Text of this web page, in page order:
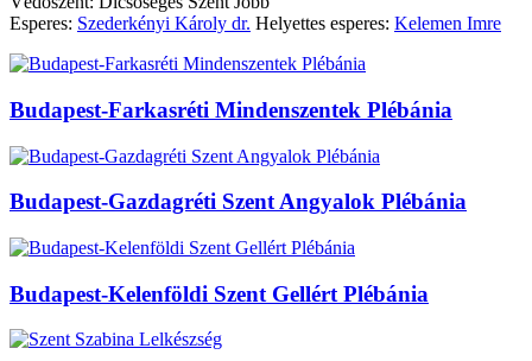
Esperes: Szederkényi Károly dr. Helyettes esperes: Kelemen Imre
Budapest-Farkasréti Mindenszentek Plébánia
Budapest-Gazdagréti Szent Angyalok Plébánia
Budapest-Kelenföldi Szent Gellért Plébánia